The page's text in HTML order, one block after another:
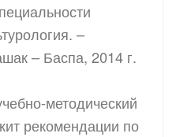
–
– Баспа, 2014 г.
методический
рекомендации по